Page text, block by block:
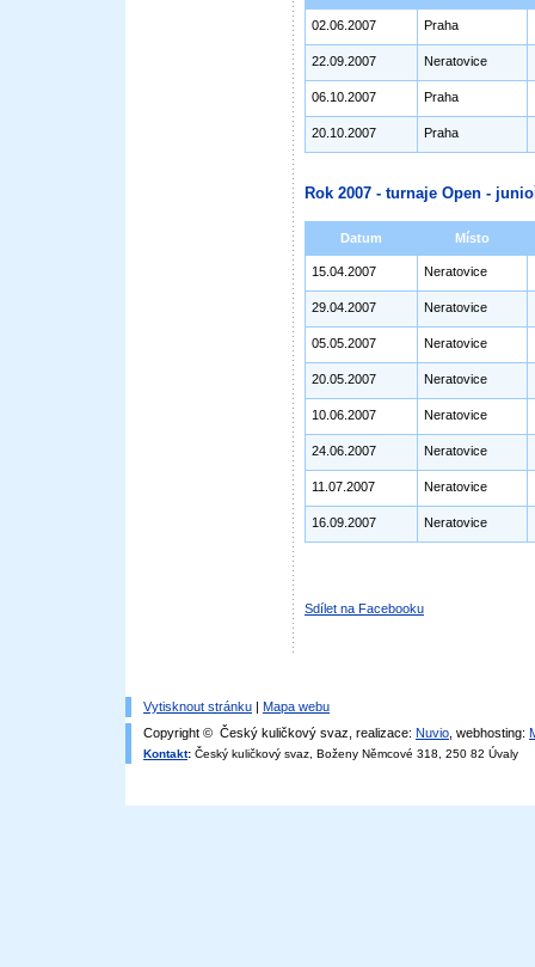
02.06.2007 Praha
22.09.2007 Neratovice
06.10.2007 Praha
20.10.2007 Praha
Rok 2007 - turnaje Open -
Datum Místo
15.04.2007 Neratovice
29.04.2007 Neratovice
05.05.2007 Neratovice
20.05.2007 Neratovice
10.06.2007 Neratovice
24.06.2007 Neratovice
11.07.2007 Neratovice
16.09.2007 Neratovice
Sdílet na Facebooku
Vytisknout stránku | Mapa webu
Copyright © Český kuličkový svaz, realizace: Nuvio , webhosting:
Kontakt: Český kuličkový svaz, Boženy Němcové 318, 250 82 Úvaly